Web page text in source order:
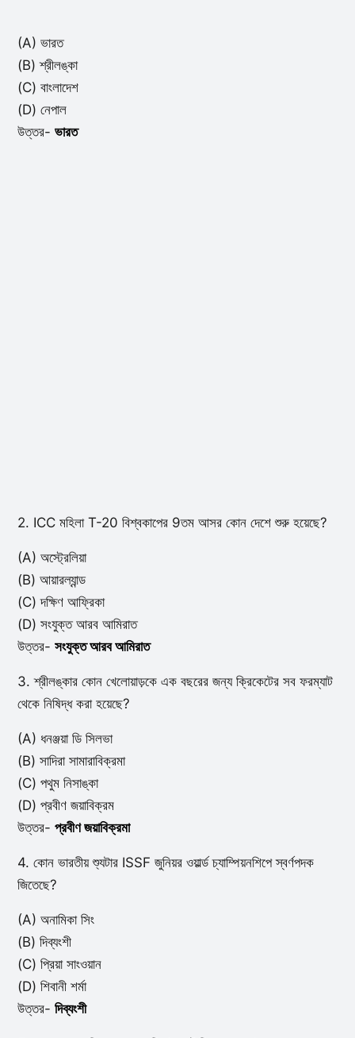
(A) ভারত
(B) শ্রীলঙ্কা
(C) বাংলাদেশ
(D) নেপাল
উত্তর- ভারত
2. ICC মহিলা T-20 বিশ্বকাপের 9তম আসর কোন দেশে শুরু হয়েছে?
(A) অস্ট্রেলিয়া
(B) আয়ারল্যান্ড
(C) দক্ষিণ আফ্রিকা
(D) সংযুক্ত আরব আমিরাত
উত্তর- সংযুক্ত আরব আমিরাত
3. শ্রীলঙ্কার কোন খেলোয়াড়কে এক বছরের জন্য ক্রিকেটের সব ফরম্যাট
থেকে নিষিদ্ধ করা হয়েছে?
(A) ধনঞ্জয়া ডি সিলভা
(B) সাদিরা সামারাবিক্রমা
(C) পথুম নিসাঙ্কা
(D) প্রবীণ জয়াবিক্রম
উত্তর- প্রবীণ জয়াবিক্রমা
4. কোন ভারতীয় শ্যুটার ISSF জুনিয়র ওয়ার্ল্ড চ্যাম্পিয়নশিপে স্বর্ণপদক
জিতেছে?
(A) অনামিকা সিং
(B) দিব্যংশী
(C) প্রিয়া সাংওয়ান
(D) শিবানী শর্মা
উত্তর- দিব্যংশী